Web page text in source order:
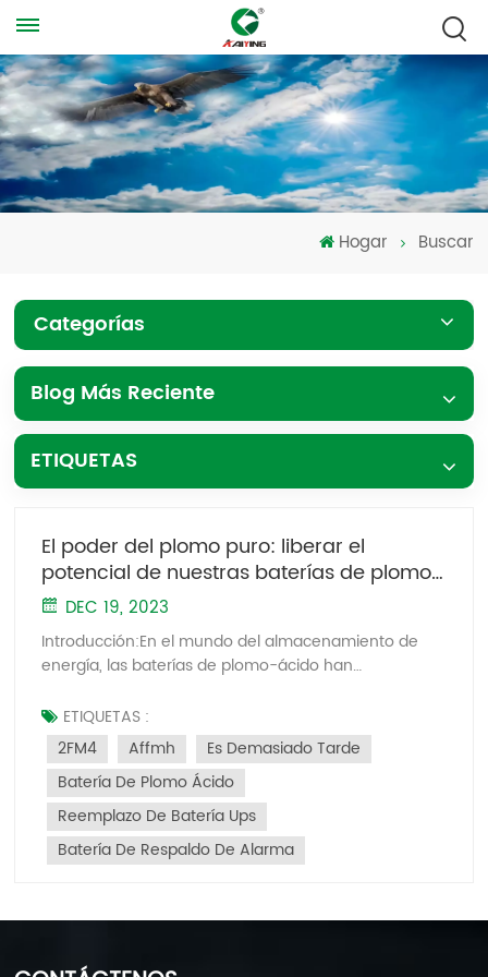
Hogar Buscar
Categorías
Blog Más Reciente
ETIQUETAS
El poder del plomo puro: liberar el
potencial de nuestras baterías de plomo-
ácido
DEC 19, 2023
Introducción:En el mundo del almacenamiento de
energía, las baterías de plomo-ácido han
Hoy, presentamos con orgullo nuestras baterías de
plomo-ácido elaboradas con plomo puro de la mejor
calidad, obtenidas exclusivamente de Yuguang Inc.
Nuestro compromiso de utilizar plomo puro es un
testimonio de nuestra dedicación a ofrecer un
rendimiento, una longevidad y una sostenibilidad
excepcionales. Únase a nosotros mientras
ETIQUETAS :
2FM4
Affmh
Es Demasiado Tarde
Batería De Plomo Ácido
Reemplazo De Batería Ups
Batería De Respaldo De Alarma